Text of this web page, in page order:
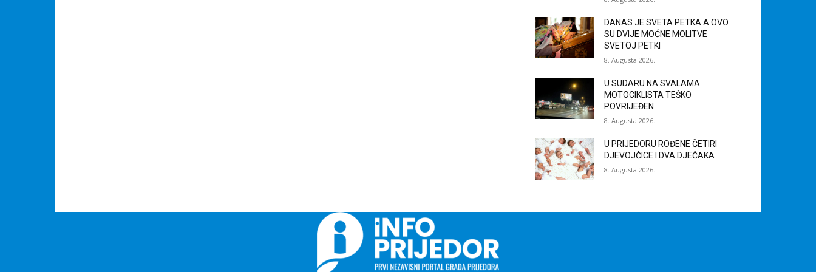
DANAS JE SVETA PETKA A OVO
SU DVIJE MOĆNE MOLITVE
SVETOJ PETKI
8. Augusta 2026.
U SUDARU NA SVALAMA
MOTOCIKLISTA TEŠKO
POVRIJEĐEN
8. Augusta 2026.
U PRIJEDORU ROĐENE ČETIRI
DJEVOJČICE I DVA DJEČAKA
8. Augusta 2026.